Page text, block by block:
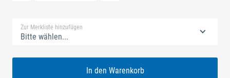
Zur Merkliste hinzufügen
Bitte wählen...
In den Warenkorb